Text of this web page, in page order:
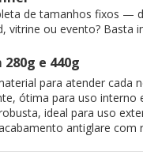
de tamanhos fixos —
vitrine ou evento? Basta
e 440g
para atender cada
ótima para uso
ideal para uso
antiglare